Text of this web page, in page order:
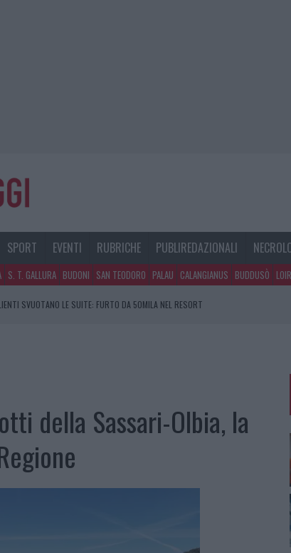
SPORT EVENTI RUBRICHE PUBLIREDAZIONALI
S. T. GALLURA BUDONI SAN TEODORO PALAU CALANGIANUS BUDDUSÒ
SVUOTANO LE SUITE: FURTO DA 50MILA NEL RESORT
della Sassari-Olbia, la